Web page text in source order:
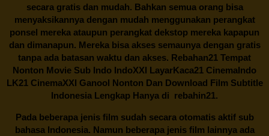
secara gratis dan mudah. Bahkan semua orang bisa
menyaksikannya dengan mudah menggunakan perangkat
ponsel mereka ataupun perangkat dekstop mereka kapapun
dan dimanapun. Mereka bisa akses semaunya dengan gratis
tanpa ada batasan waktu dan akses. Rebahan21 Tempat
Nonton Movie Sub Indo IndoXXI LayarKaca21 CinemaIndo
LK21 CinemaXXI Ganool Nonton Dan Download Film Subtitle
Indonesia Lengkap Hanya di rebahin21.
Pada beberapa jenis film sudah secara otomatis aktif sub
bahasa Indonesia. Namun beberapa jenis film lainnya ada